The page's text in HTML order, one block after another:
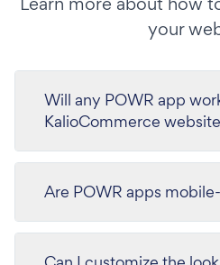
your
Will any POWR app
KalioCommerce
Are POWR apps